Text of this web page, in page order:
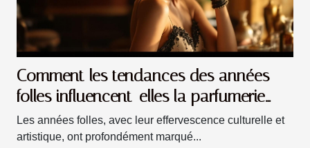
Comment les tendances des années
folles influencent-elles la parfumerie
moderne ?
Les années folles, avec leur effervescence culturelle et
artistique, ont profondément marqué...